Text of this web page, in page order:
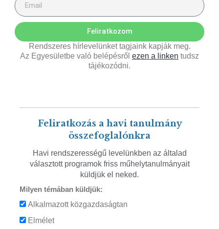
Feliratkozom
Rendszeres hírlevelünket tagjaink kapják meg.
Az Egyesületbe való belépésről ezen a linken tudsz
tájékozódni.
Feliratkozás a havi tanulmány
összefoglalónkra
Havi rendszerességű levelünkben az általad
választott programok friss műhelytanulmányait
küldjük el neked.
Milyen témában küldjük:
Alkalmazott közgazdaságtan
Elmélet